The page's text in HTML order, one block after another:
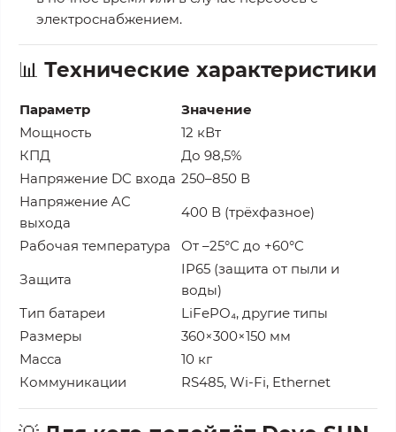
электроснабжением.
📊 Технические характеристики
Параметр
Значение
Мощность
12 кВт
КПД
До 98,5%
Напряжение DC входа 250–850 В
Напряжение AC
выхода
400 В (трёхфазное)
Рабочая температура
От –25°C до +60°C
Защита
IP65 (защита от пыли и
воды)
Тип батареи
LiFePO₄, другие типы
Размеры
360×300×150 мм
Масса
10 кг
Коммуникации
RS485, Wi-Fi, Ethernet